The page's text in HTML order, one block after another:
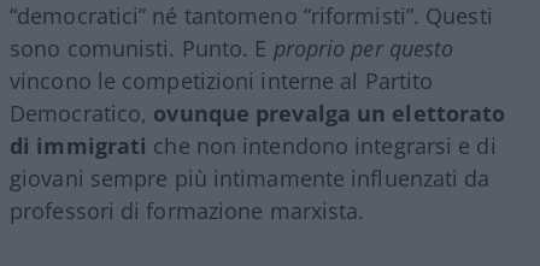
“democratici” né tantomeno “riformisti”. Questi
sono comunisti. Punto. E proprio per questo
vincono le competizioni interne al Partito
Democratico, ovunque prevalga un elettorato
di immigrati che non intendono integrarsi e di
giovani sempre più intimamente influenzati da
professori di formazione marxista.